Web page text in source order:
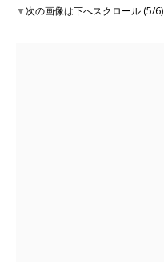
▼次の画像は下へスクロール (5/6)